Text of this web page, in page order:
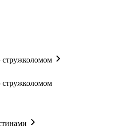
стружколомом
стружколомом